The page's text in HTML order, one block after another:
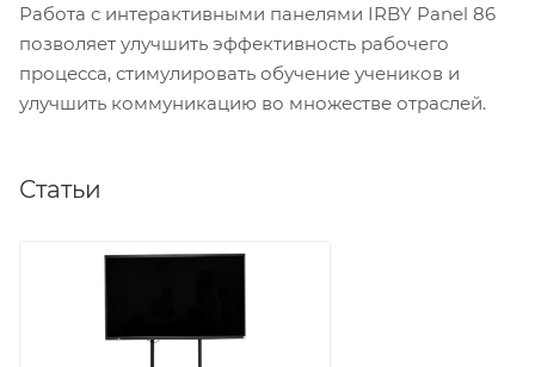
Работа с интерактивными панелями IRBY Panel 86
позволяет улучшить эффективность рабочего
процесса, стимулировать обучение учеников и
улучшить коммуникацию во множестве отраслей.
Статьи